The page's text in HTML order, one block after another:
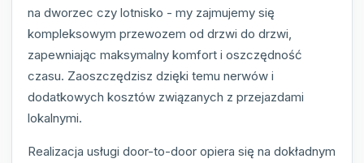
na dworzec czy lotnisko - my zajmujemy się
kompleksowym przewozem od drzwi do drzwi,
zapewniając maksymalny komfort i oszczędność
czasu. Zaoszczędzisz dzięki temu nerwów i
dodatkowych kosztów związanych z przejazdami
lokalnymi.
Realizacja usługi door-to-door opiera się na dokładnym